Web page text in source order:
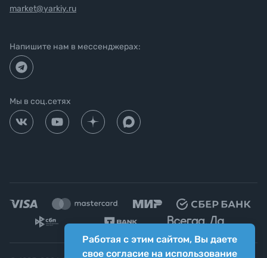
Работая с этим сайтом, Вы даете
свое согласие на использование
market@yarkiy.ru
Напишите нам в мессенджерах:
Мы в соц.сетях